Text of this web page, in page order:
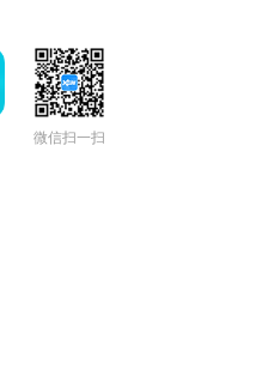
微信扫一扫